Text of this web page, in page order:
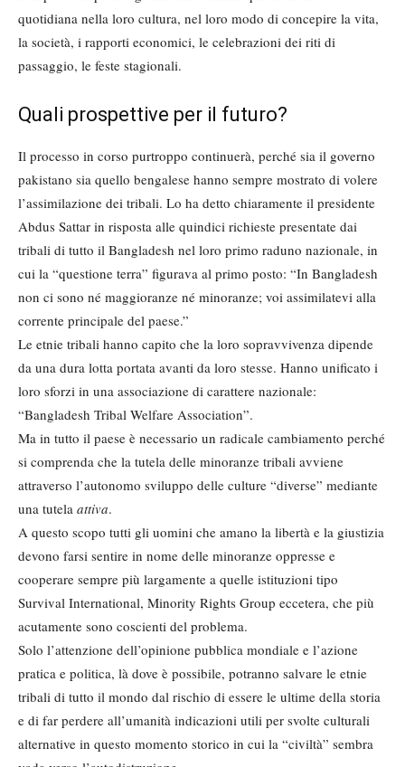
quotidiana nella loro cultura, nel loro modo di concepire la vita,
la società, i rapporti economici, le celebrazioni dei riti di
passaggio, le feste stagionali.
Quali prospettive per il futuro?
Il processo in corso purtroppo conti­nuerà, perché sia il governo
pakistano sia quello bengalese hanno sempre mostrato di volere
l’assimilazione dei tribali. Lo ha detto chiaramente il pre­sidente
Abdus Sattar in risposta alle quindici richieste presentate dai
tribali di tutto il Bangladesh nel loro primo raduno nazionale, in
cui la “questione terra” figurava al primo posto: “In Bangladesh
non ci sono né maggioran­ze né minoranze; voi assimilatevi alla
corrente principale del paese.”
Le etnie tribali hanno capito che la lo­ro sopravvivenza dipende
da una dura lotta portata avanti da loro stesse. Hanno unificato i
loro sforzi in una associazione di carattere nazionale:
“Bangladesh Tribal Welfare Association”.
Ma in tutto il paese è necessario un ra­dicale cambiamento perché
si com­prenda che la tutela delle minoranze tribali avviene
attraverso l’autonomo sviluppo delle culture “diverse” me­diante
una tutela attiva.
A questo scopo tutti gli uomini che amano la libertà e la giustizia
devono farsi sentire in nome delle minoranze oppresse e
cooperare sempre più larga­mente a quelle istituzioni tipo
Survival International, Minority Rights Group eccetera, che più
acutamente sono coscien­ti del problema.
Solo l’attenzione dell’opinione pubbli­ca mondiale e l’azione
pratica e politi­ca, là dove è possibile, potranno salva­re le etnie
tribali di tutto il mondo dal rischio di essere le ultime della storia
e di far perdere all’umanità indicazioni utili per svolte culturali
alternative in questo momento storico in cui la “ci­viltà” sembra